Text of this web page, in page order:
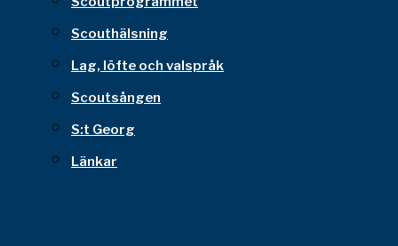
Scouthälsning
Lag, löfte och valspråk
Scoutsången
S:t Georg
Länkar